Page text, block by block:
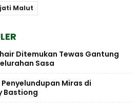
Malut
Ditemukan Tewas Gantung
Sasa
Miras di
Bastiong